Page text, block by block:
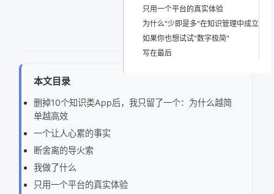
效
本文目录
删掉10个知识类App后，我只留了一个：为什么越简
单越高效
一个让人心累的事实
断舍离的导火索
我做了什么
只用一个平台的真实体验
只用一个平台的真实体验
为什么"少即是多"在知识管理中成立
如果你也想试试"数字极简"
写在最后